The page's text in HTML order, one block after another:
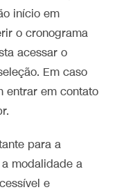
início em
o cronograma
acessar o
Em caso
entrar em contato
para a
modalidade a
e